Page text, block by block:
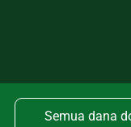
Semua dana